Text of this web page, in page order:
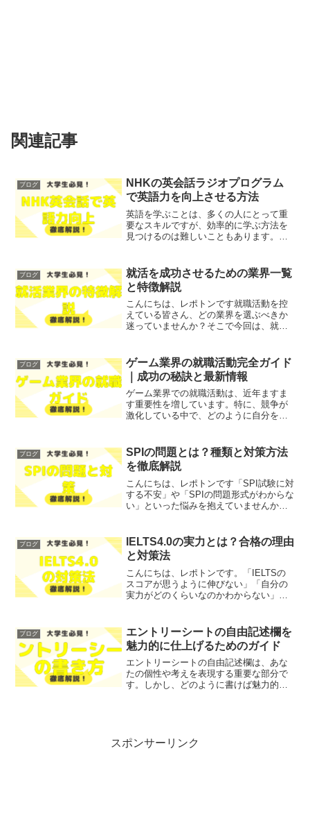
関連記事
ブログ
NHKの英会話ラジオプログラム
で英語力を向上させる方法
英語を学ぶことは、多くの人にとって重
要なスキルですが、効率的に学ぶ方法を
見つけるのは難しいこともあります。
がない中で、どのように学習を進めれば
よいのか悩んでいる」といっ...
ブログ
就活を成功させるための業界一覧
と特徴解説
こんにちは、レポトンです就職活動を控
えている皆さん、どの業界を選ぶべきか
迷っていませんか？そこで今回は、就活
事は次のような人におすすめ！業界選び
に悩んでいる方各業界の特...
ブログ
ゲーム業界の就職活動完全ガイド
｜成功の秘訣と最新情報
ゲーム業界での就職活動は、近年ますま
す重要性を増しています。特に、競争が
激化している中で、どのように自分をア
理解することで、今の市場の動向や必要
なスキルを把握し、効果的な...
ブログ
SPIの問題とは？種類と対策方法
を徹底解説
こんにちは、レポトンです「SPI試験に対
する不安」や「SPIの問題形式がわからな
い」といった悩みを抱えていませんか？
す！レポトンこの記事は次のような人に
おすすめ！SP...
ブログ
IELTS4.0の実力とは？合格の理由
と対策法
こんにちは、レポトンです。「IELTSの
スコアが思うように伸びない」「自分の
実力がどのくらいなのかわからない」と
由と対策法を徹底解説します！レポトン
この記事は次...
ブログ
エントリーシートの自由記述欄を
魅力的に仕上げるためのガイド
エントリーシートの自由記述欄は、あな
たの個性や考えを表現する重要な部分で
す。しかし、どのように書けば魅力的な
スポンサーリンク